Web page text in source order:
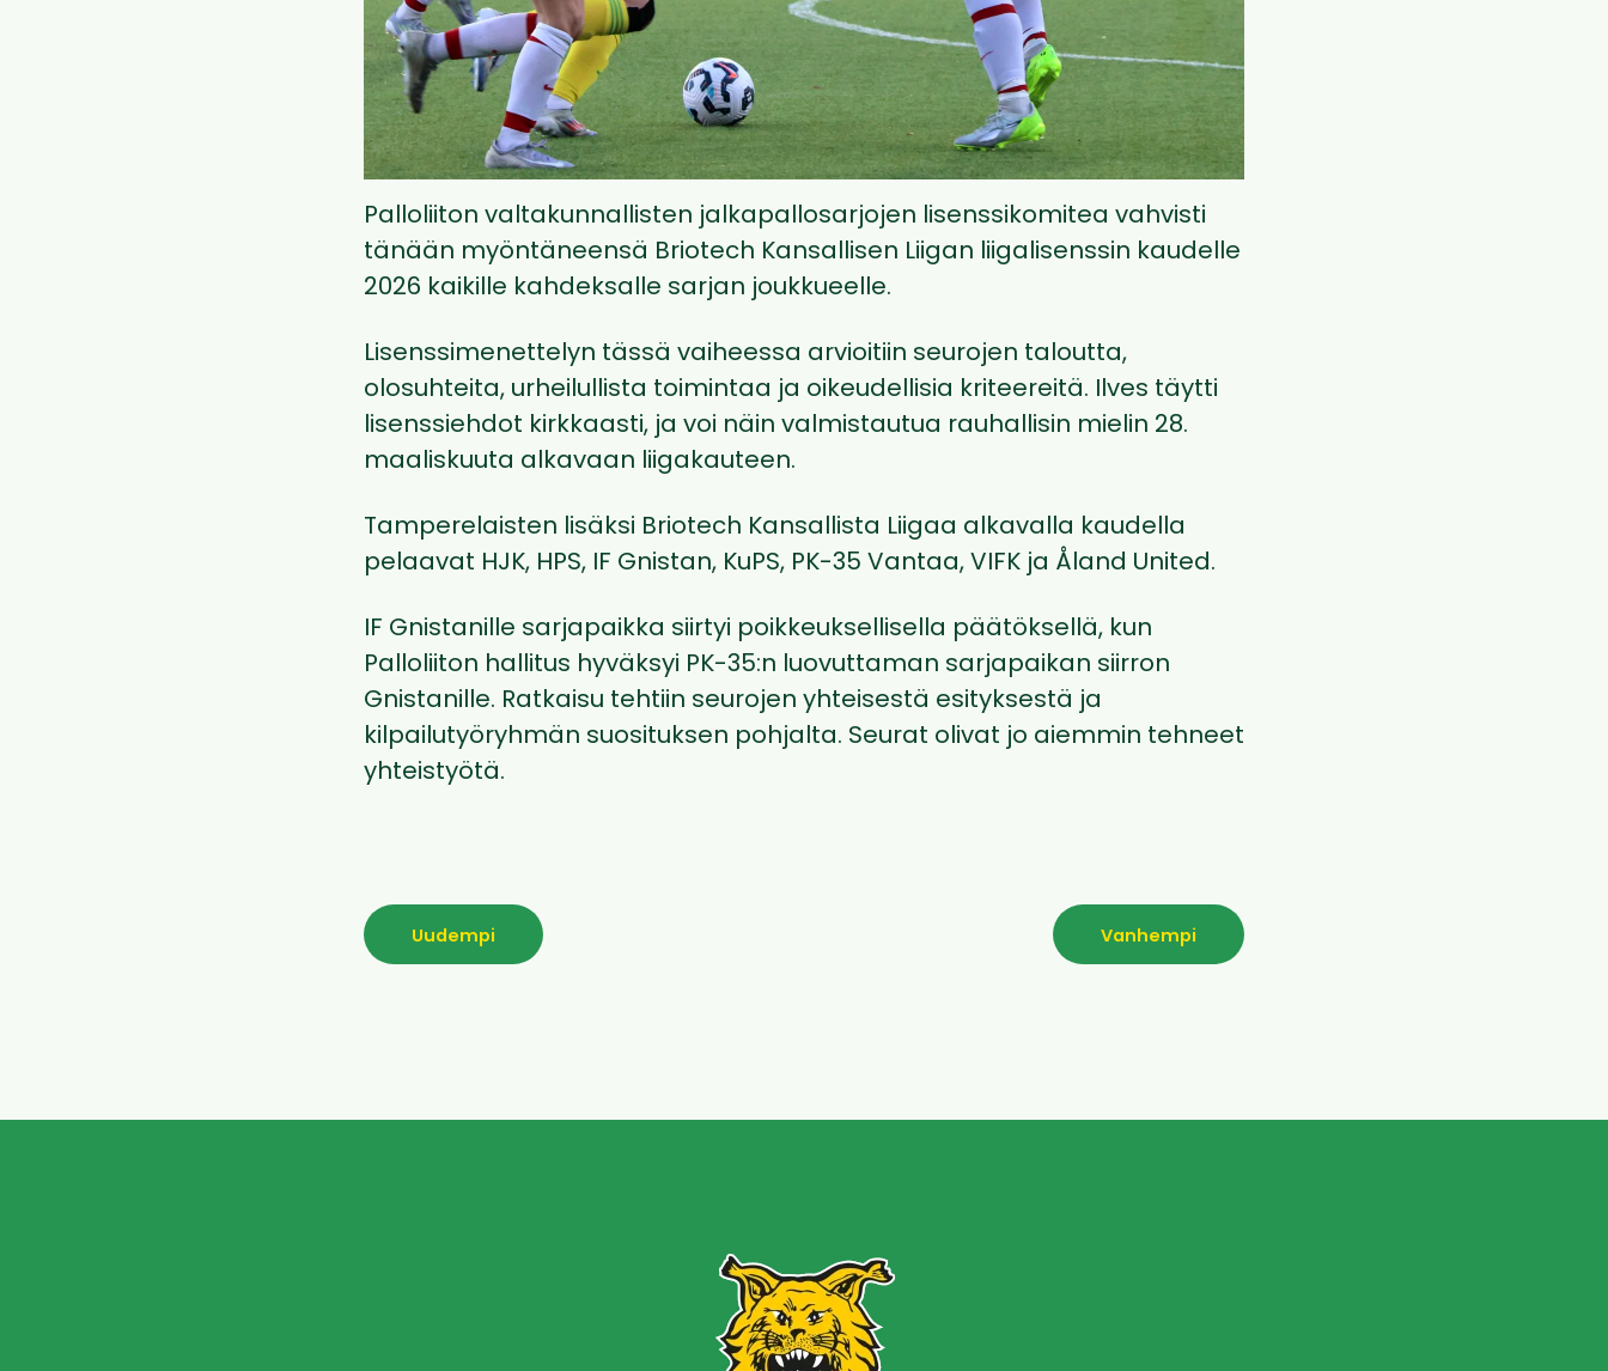
Palloliiton valtakunnallisten jalkapallosarjojen lisenssikomitea vahvisti
tänään myöntäneensä Briotech Kansallisen Liigan liigalisenssin kaudelle
2026 kaikille kahdeksalle sarjan joukkueelle.
Lisenssimenettelyn tässä vaiheessa arvioitiin seurojen taloutta,
olosuhteita, urheilullista toimintaa ja oikeudellisia kriteereitä. Ilves täytti
lisenssiehdot kirkkaasti, ja voi näin valmistautua rauhallisin mielin 28.
maaliskuuta alkavaan liigakauteen.
Tamperelaisten lisäksi Briotech Kansallista Liigaa alkavalla kaudella
pelaavat HJK, HPS, IF Gnistan, KuPS, PK-35 Vantaa, VIFK ja Åland United.
IF Gnistanille sarjapaikka siirtyi poikkeuksellisella päätöksellä, kun
Palloliiton hallitus hyväksyi PK-35:n luovuttaman sarjapaikan siirron
Gnistanille. Ratkaisu tehtiin seurojen yhteisestä esityksestä ja
kilpailutyöryhmän suosituksen pohjalta. Seurat olivat jo aiemmin tehneet
yhteistyötä.
Vanhempi
Uudempi